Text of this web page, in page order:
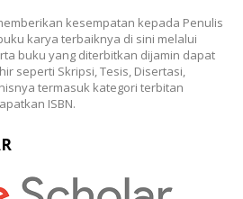
kesempatan kepada Penulis
karya terbaiknya di sini melalui
buku yang diterbitkan dijamin dapat
seperti Skripsi, Tesis, Disertasi,
termasuk kategori terbitan
ISBN.